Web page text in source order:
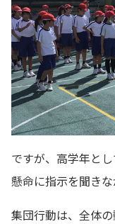
ですが、高学年と
懸命に指示を聞きな
集団行動は、全体